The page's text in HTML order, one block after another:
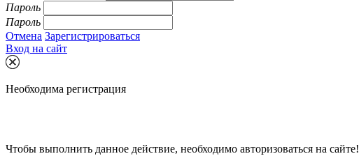
Пароль
Пароль
Отмена Зарегистрироваться
Вход на сайт
Необходима регистрация
Чтобы выполнить данное действие, необходимо авторизоваться на сайте!